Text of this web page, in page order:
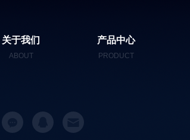
关于我们
ABOUT
产品中心
PRODUCT